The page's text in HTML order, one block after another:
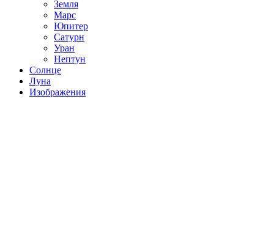
Земля
Марс
Юпитер
Сатурн
Уран
Нептун
Солнце
Луна
Изображения